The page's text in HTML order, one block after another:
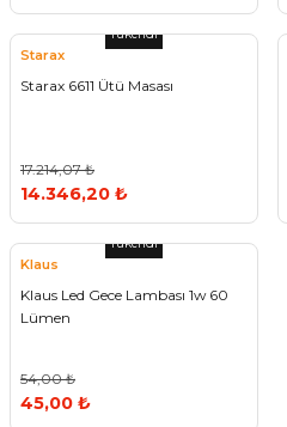
Tükendi
Starax
Starax 6611 Ütü Masası
17.214,07 ₺
14.346,20 ₺
Tükendi
Klaus
Klaus Led Gece Lambası 1w 60
Lümen
54,00 ₺
45,00 ₺